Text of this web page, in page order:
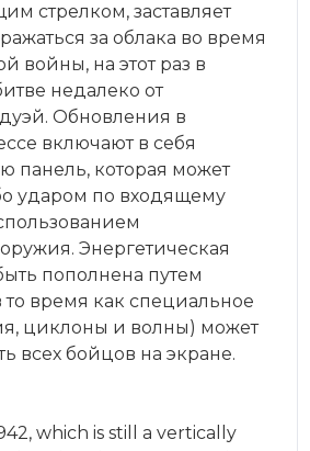
стрелком, заставляет
за облака во время
войны, на этот раз в
недалеко от
Обновления в
включают в себя
панель, которая может
ударом по входящему
Энергетическая
пополнена путем
время как специальное
циклоны и волны) может
всех бойцов на экране.
which is still a vertically